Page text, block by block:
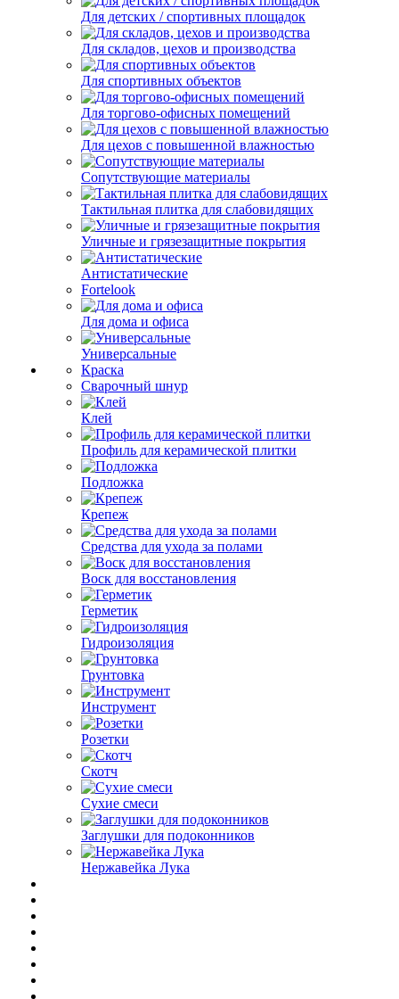
Для детских / спортивных площадок
Для складов, цехов и производства
Для спортивных объектов
Для торгово-офисных помещений
Для цехов с повышенной влажностью
Сопутствующие материалы
Тактильная плитка для слабовидящих
Уличные и грязезащитные покрытия
Антистатические
Fortelook
Для дома и офиса
Универсальные
Краска
Сварочный шнур
Клей
Профиль для керамической плитки
Подложка
Крепеж
Средства для ухода за полами
Воск для восстановления
Герметик
Гидроизоляция
Грунтовка
Инструмент
Розетки
Скотч
Сухие смеси
Заглушки для подоконников
Нержавейка Лука